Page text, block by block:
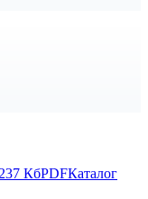
КбPDFКаталог